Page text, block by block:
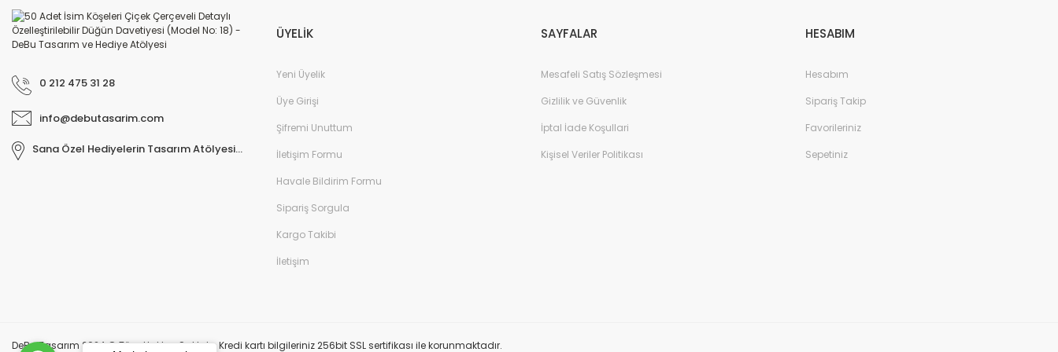
0 212 475 31 28
info@debutasarim.com
Sana Özel Hediyelerin Tasarım Atölyesi...
ÜYELİK
Yeni Üyelik
Üye Girişi
Şifremi Unuttum
İletişim Formu
Havale Bildirim Formu
Sipariş Sorgula
Kargo Takibi
İletişim
SAYFALAR
Mesafeli Satış Sözleşmesi
Gizlilik ve Güvenlik
İptal İade Koşullari
Kişisel Veriler Politikası
HESABIM
Hesabım
Sipariş Takip
Favorileriniz
Sepetiniz
DeBu Tasarım 2024 © Tüm Hakları Saklıdır. Kredi kartı bilgileriniz 256bit SSL sertifikası ile korunmaktadır.